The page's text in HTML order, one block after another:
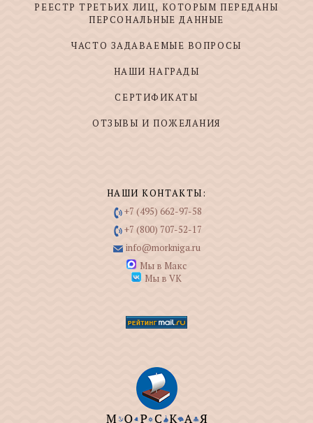
РЕЕСТР ТРЕТЬИХ ЛИЦ, КОТОРЫМ ПЕРЕДАНЫ
ПЕРСОНАЛЬНЫЕ ДАННЫЕ
ЧАСТО ЗАДАВАЕМЫЕ ВОПРОСЫ
НАШИ НАГРАДЫ
СЕРТИФИКАТЫ
ОТЗЫВЫ И ПОЖЕЛАНИЯ
НАШИ КОНТАКТЫ:
+7 (495) 662-97-58
+7 (800) 707-52-17
info@morkniga.ru
Мы в Макс
Мы в VK